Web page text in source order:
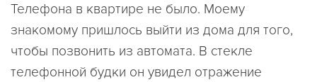
Телефона в квартире не было. Моему
знакомому пришлось выйти из дома для того,
чтобы позвонить из автомата. В стекле
телефонной будки он увидел отражение